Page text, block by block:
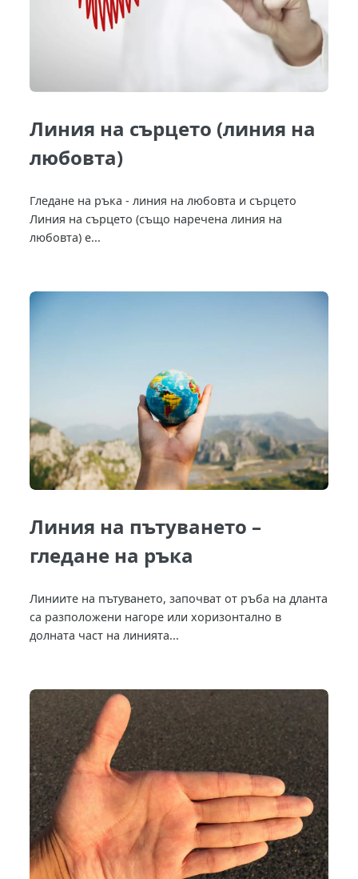
Линия на сърцето (линия на
любовта)
Гледане на ръка - линия на любовта и сърцето
Линия на сърцето (също наречена линия на
любовта) е...
Линия на пътуването –
гледане на ръка
Линиите на пътуването, започват от ръба на дланта
са разположени нагоре или хоризонтално в
долната част на линията...